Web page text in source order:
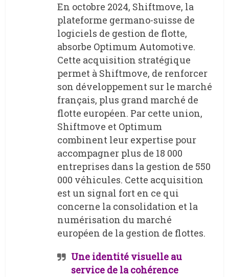
En octobre 2024, Shiftmove, la
plateforme germano-suisse de
logiciels de gestion de flotte,
absorbe Optimum Automotive.
Cette acquisition stratégique
permet à Shiftmove, de renforcer
son développement sur le marché
français, plus grand marché de
flotte européen. Par cette union,
Shiftmove et Optimum
combinent leur expertise pour
accompagner plus de 18 000
entreprises dans la gestion de 550
000 véhicules. Cette acquisition
est un signal fort en ce qui
concerne la consolidation et la
numérisation du marché
européen de la gestion de flottes.
Une identité visuelle au
service de la cohérence